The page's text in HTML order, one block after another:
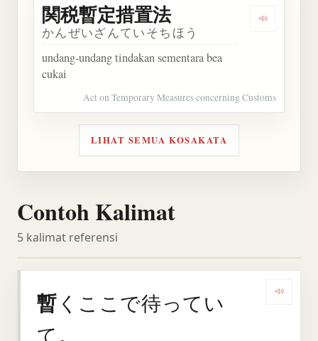
Dengarkan
関税暫定措置法
かんぜいざんていそちほう
undang-undang tindakan sementara bea
cukai
Act on Temporary Measures concerning Customs
LIHAT SEMUA KOSAKATA
Contoh Kalimat
5 kalimat referensi
暫 くここで待ってい
て。